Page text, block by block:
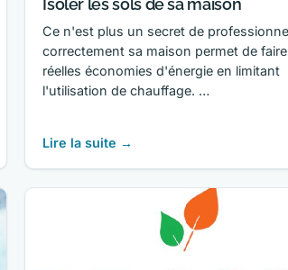
Isoler les sols de sa maison
Ce n'est plus un secret de
correctement sa maison permet de
réelles économies d'énergie en limitant
l'utilisation de chauffage. …
Lire la suite →